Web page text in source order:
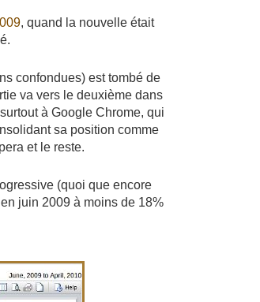
, quand la nouvelle était
confondues) est tombé de
va vers le deuxième dans
à Google Chrome, qui
sa position comme
et le reste.
(quoi que encore
juin 2009 à moins de 18%